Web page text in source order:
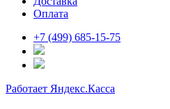
Оплата
+7 (499) 685-15-75
Работает Яндекс.Касса